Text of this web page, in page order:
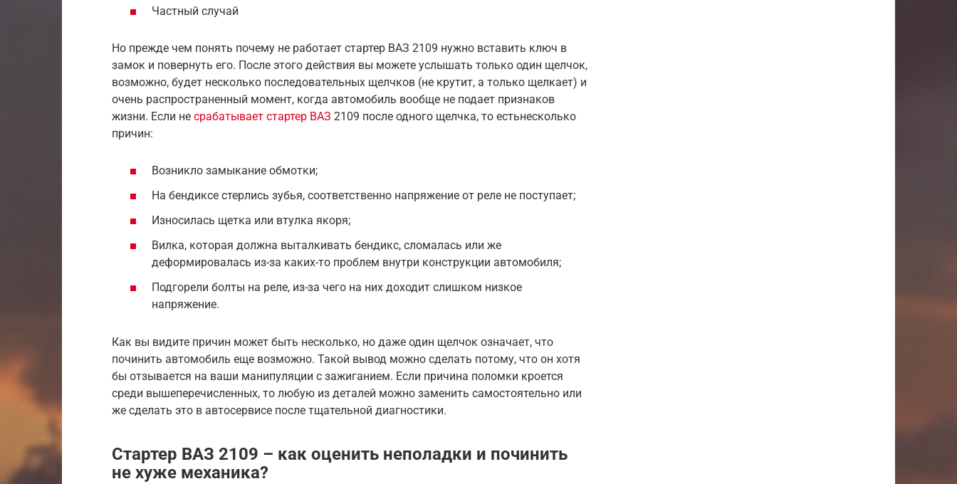
Частный случай
Но прежде чем понять почему не работает стартер ВАЗ 2109 нужно вставить ключ в
замок и повернуть его. После этого действия вы можете услышать только один щелчок,
возможно, будет несколько последовательных щелчков (не крутит, а только щелкает) и
очень распространенный момент, когда автомобиль вообще не подает признаков
жизни. Если не срабатывает стартер ВАЗ 2109 после одного щелчка, то естьнесколько
причин:
Возникло замыкание обмотки;
На бендиксе стерлись зубья, соответственно напряжение от реле не поступает;
Износилась щетка или втулка якоря;
Вилка, которая должна выталкивать бендикс, сломалась или же
деформировалась из-за каких-то проблем внутри конструкции автомобиля;
Подгорели болты на реле, из-за чего на них доходит слишком низкое
напряжение.
Как вы видите причин может быть несколько, но даже один щелчок означает, что
починить автомобиль еще возможно. Такой вывод можно сделать потому, что он хотя
бы отзывается на ваши манипуляции с зажиганием. Если причина поломки кроется
среди вышеперечисленных, то любую из деталей можно заменить самостоятельно или
же сделать это в автосервисе после тщательной диагностики.
Стартер ВАЗ 2109 – как оценить неполадки и починить
не хуже механика?